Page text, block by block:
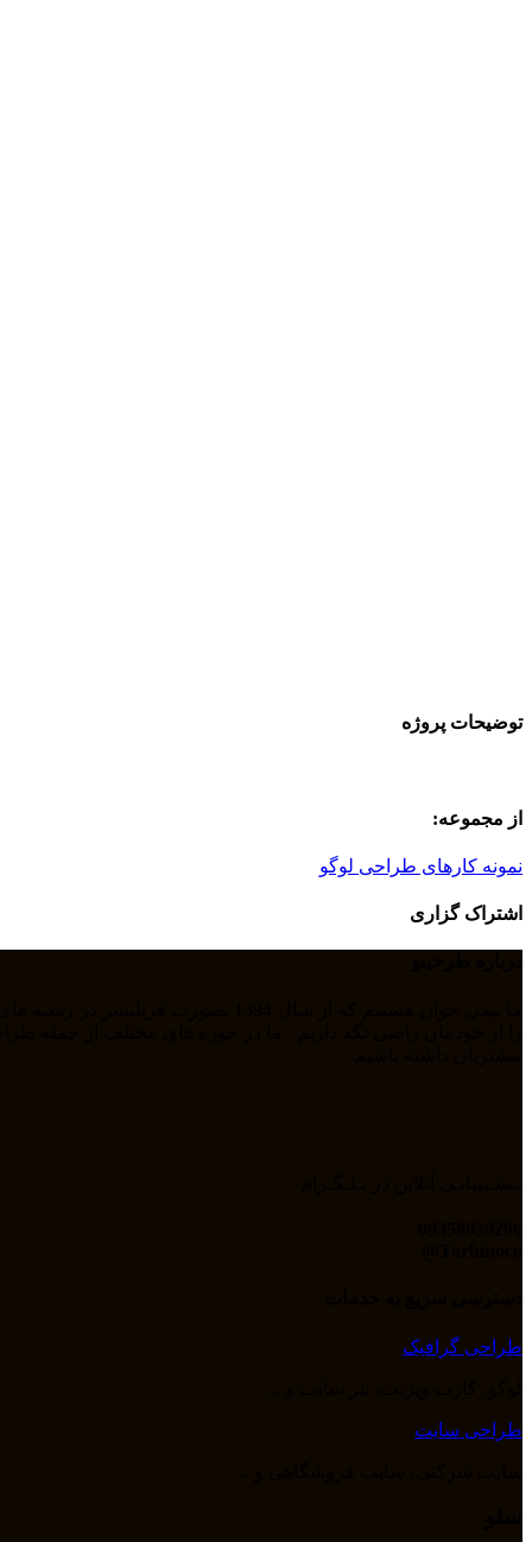
توضیحات پروژه
از مجموعه:
نمونه کارهای طراحی لوگو
اشتراک گزاری
طراحی گرافیک
طراحی سایت